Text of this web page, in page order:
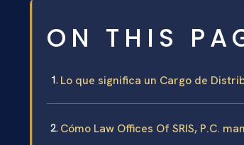
ON THIS
Lo que significa un Cargo de
Cómo Law Offices Of SRIS, P.C.